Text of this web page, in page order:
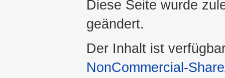
Diese Seite wurde
geändert.
Der Inhalt ist
NonCommercial-